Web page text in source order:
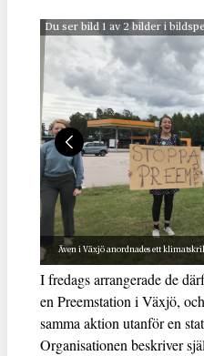
Även i Växjö anordnades ett
Du ser bild 1 av 2 bilder i
I fredags arrangerade de
en Preemstation i Växjö,
samma aktion utanför en
Organisationen beskriver